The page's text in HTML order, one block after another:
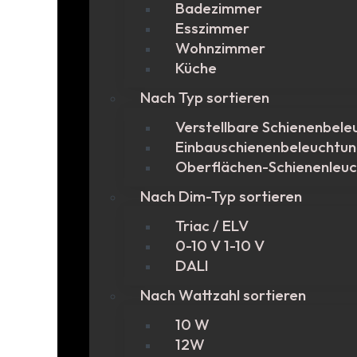
Badezimmer
Esszimmer
Wohnzimmer
Küche
Nach Typ sortieren
Verstellbare
Oberflächen-
Nach Dim-Typ sortieren
Triac / ELV
0-10 V 1-10 V
DALI
Nach Wattzahl sortieren
10 W
12W